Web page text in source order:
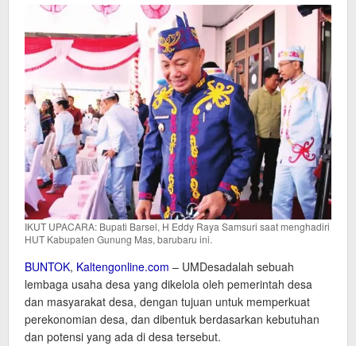
IKUT UPACARA: Bupati Barsel, H Eddy Raya Samsuri saat menghadiri
HUT Kabupaten Gunung Mas, barubaru ini.
BUNTOK, Kaltengonline.com – UMDesadalah sebuah
lembaga usaha desa yang dikelola oleh pemerintah desa
dan masyarakat desa, dengan tujuan untuk memperkuat
perekonomian desa, dan dibentuk berdasarkan kebutuhan
dan potensi yang ada di desa tersebut.